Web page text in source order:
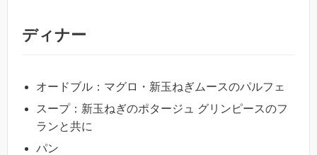
ディナー
オードブル：マグロ・新玉ねぎムースのパルフェ
スープ：新玉ねぎのポタージュ グリンピースのフ
ランと共に
パン